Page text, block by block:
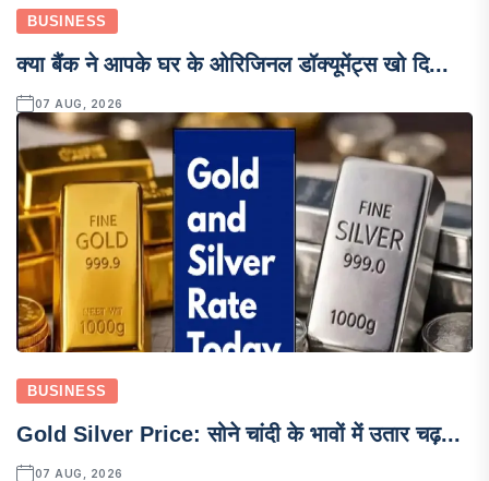
BUSINESS
क्या बैंक ने आपके घर के ओरिजिनल डॉक्यूमेंट्स खो दि...
07 AUG, 2026
BUSINESS
Gold Silver Price: सोने चांदी के भावों में उतार चढ़...
07 AUG, 2026